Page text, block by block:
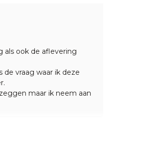
als ook de aflevering
vraag waar ik deze
maar ik neem aan